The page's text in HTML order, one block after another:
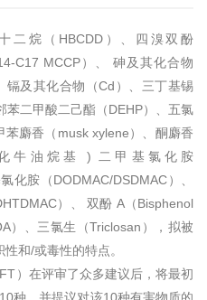
二烷（HBCDD）、四溴双酚
C17 MCCP）、 砷及其化合物
镉及其化合物（Cd）、三丁基锡
苯二甲酸二己酯（DEHP）、五氯
麝香（musk xylene）、酮麝香
牛油烷基 ) 二甲基氯化胺
化胺（DODMAC/DSDMAC）、
）、 双酚 A（Bisphenol
）、三氯生（Triclosan），拟被
和/或毒性的特点。
）在评审了众多建议后，将最初